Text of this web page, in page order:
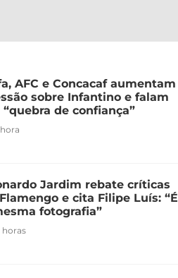
AFC e Concacaf aumentam
sobre Infantino e falam
“quebra de confiança”
hora
Jardim rebate críticas
e cita Filipe Luís: “É
fotografia”
horas